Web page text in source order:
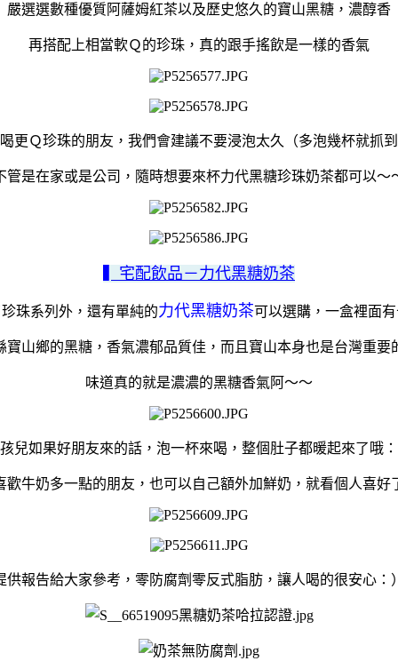
嚴選選數種優質阿薩姆紅茶以及歷史悠久的寶山黑糖，濃醇香
再搭配上相當軟Ｑ的珍珠，真的跟手搖飲是一樣的香氣
更Ｑ珍珠的朋友，我們會建議不要浸泡太久（多泡幾杯就抓到
管是在家或是公司，隨時想要來杯力代黑糖珍珠奶茶都可以～
▍宅配飲品－力代黑糖奶茶
珠系列外，還有單純的力代黑糖奶茶可以選購，一盒裡面
寶山鄉的黑糖，香氣濃郁品質佳，而且寶山本身也是台灣重要
味道真的就是濃濃的黑糖香氣阿～～
兒如果好朋友來的話，泡一杯來喝，整個肚子都暖起來了哦：
歡牛奶多一點的朋友，也可以自己額外加鮮奶，就看個人喜好
供報告給大家參考，零防腐劑零反式脂肪，讓人喝的很安心：）